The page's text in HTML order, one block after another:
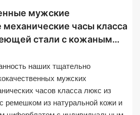
мужские
механические часы класса
стали с кожаным
наших тщательно
мужских
часов класса люкс из
ремешком из натуральной кожи и